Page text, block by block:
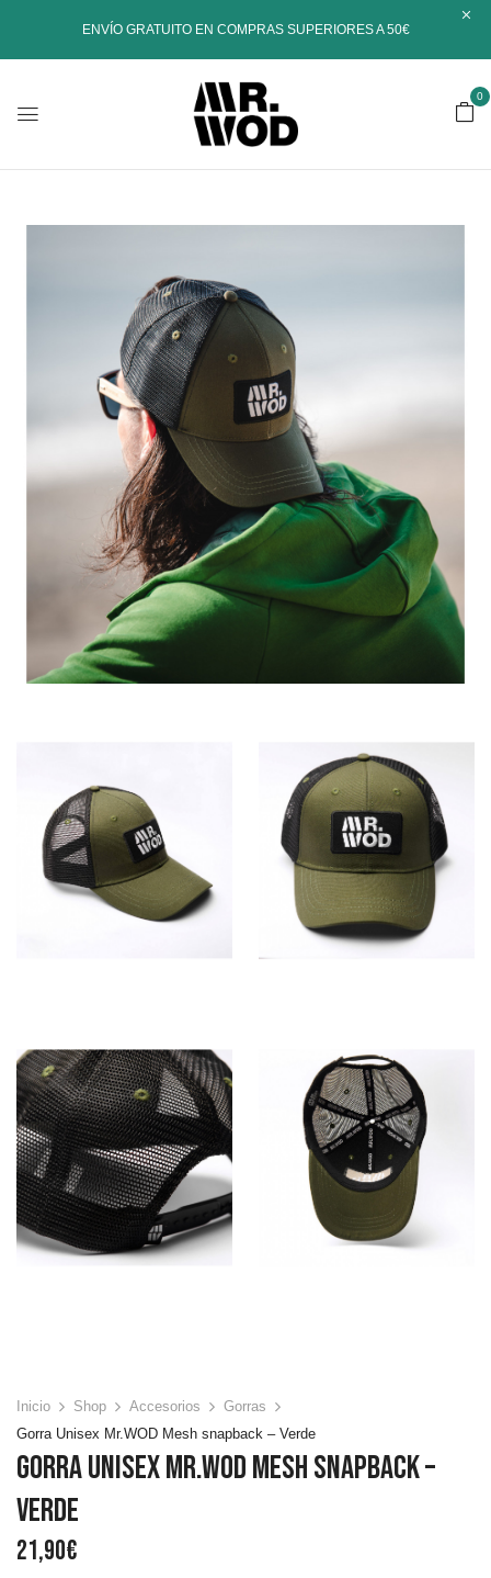
ENVÍO GRATUITO EN COMPRAS SUPERIORES A 50€
0
Inicio Shop Accesorios
Gorras
Gorra Unisex Mr.WOD Mesh snapback – Verde
Gorra Unisex Mr.WOD Mesh Snapback –
Verde
21,90€